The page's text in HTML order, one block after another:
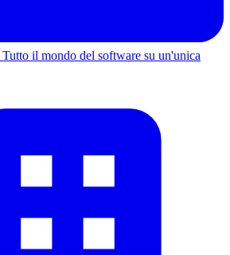
Tutto il mondo del software su un'unica